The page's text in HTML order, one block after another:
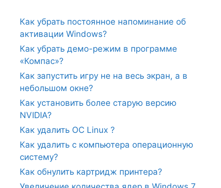
Как убрать постоянное напоминание об
активации Windows?
Как убрать демо-режим в программе
«Компас»?
Как запустить игру не на весь экран, а в
небольшом окне?
Как установить более старую версию
NVIDIA?
Как удалить ОС Linux ?
Как удалить с компьютера операционную
систему?
Как обнулить картридж принтера?